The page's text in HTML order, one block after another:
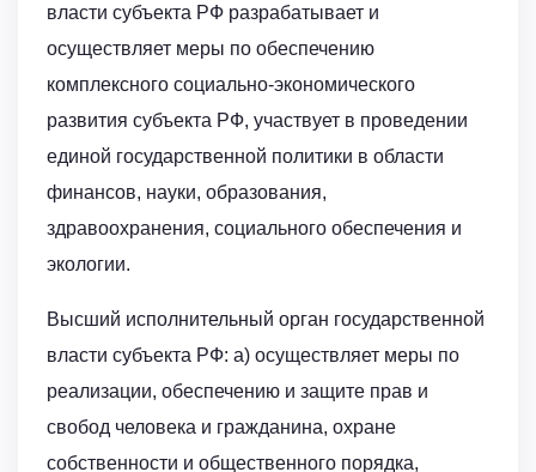
власти субъекта РФ разрабатывает и
осуществляет меры по обеспечению
комплексного социально-экономического
развития субъекта РФ, участвует в проведении
единой государственной политики в области
финансов, науки, образования,
здравоохранения, социального обеспечения и
экологии.
Высший исполнительный орган государственной
власти субъекта РФ: а) осуществляет меры по
реализации, обеспечению и защите прав и
свобод человека и гражданина, охране
собственности и общественного порядка,